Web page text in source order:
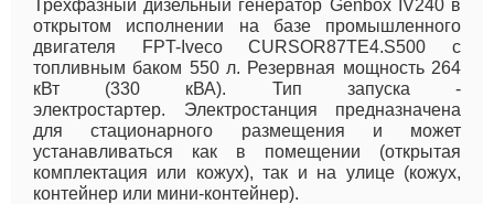
Трехфазный дизельный генератор Genbox IV240 в
открытом исполнении на базе промышленного
двигателя FPT-Iveco CURSOR87TE4.S500 с
топливным баком 550 л. Резервная мощность 264
кВт (330 кВА). Тип запуска -
электростартер. Электростанция предназначена
для стационарного размещения и может
устанавливаться как в помещении (открытая
комплектация или кожух), так и на улице (кожух,
контейнер или мини-контейнер).